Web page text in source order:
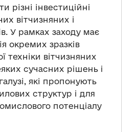
різні інвестиційні
вітчизняних і
У рамках заходу має
окремих зразків
техніки вітчизняних
сучасних рішень і
які пропонують
структур і для
потенціалу